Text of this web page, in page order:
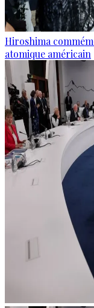
Hiroshima
atomique américain